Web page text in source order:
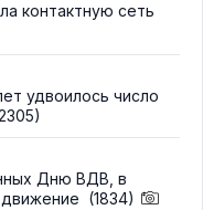
контактную сеть
удвоилось число
Дню ВДВ, в
(1834)